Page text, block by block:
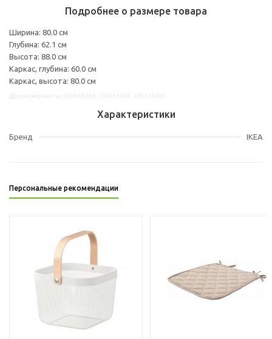
Подробнее о размере товара
Ширина: 80.0 см
Глубина: 62.1 см
Высота: 88.0 см
Каркас, глубина: 60.0 см
Каркас, высота: 80.0 см
Характеристики
Бренд IKEA
Персональные рекомендации